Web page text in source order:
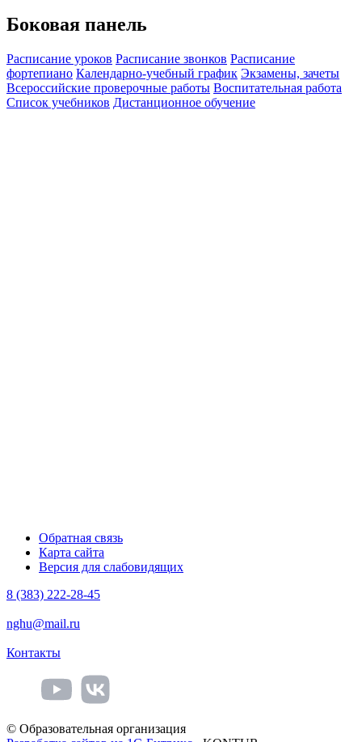
Боковая панель
Расписание уроков Расписание звонков Расписание
фортепиано Календарно-учебный график Экзамены, зачеты
Всероссийские проверочные работы Воспитательная работа
Список учебников Дистанционное обучение
Обратная связь
Карта сайта
Версия для слабовидящих
8 (383) 222-28-45
nghu@mail.ru
Контакты
© Образовательная организация